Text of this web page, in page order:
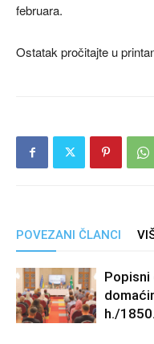
februara.
Ostatak pročitajte u
POVEZANI ČLANCI
h./